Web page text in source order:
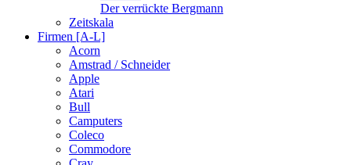
Der verrückte Bergmann
Zeitskala
Firmen [A-L]
Acorn
Amstrad / Schneider
Apple
Atari
Bull
Camputers
Coleco
Commodore